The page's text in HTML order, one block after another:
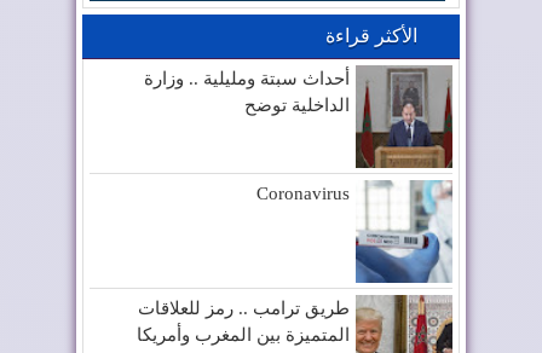
الأكثر قراءة
أحداث سبتة ومليلية .. وزارة
الداخلية توضح
Coronavirus
طريق ترامب .. رمز للعلاقات
المتميزة بين المغرب وأمريكا